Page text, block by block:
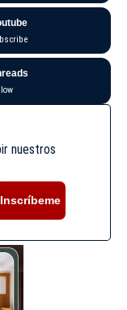
nuestros
Inscríbeme